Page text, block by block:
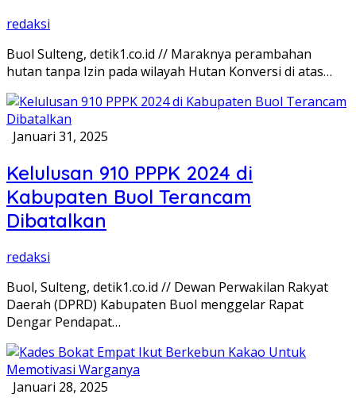
redaksi
Buol Sulteng, detik1.co.id // Maraknya perambahan
hutan tanpa Izin pada wilayah Hutan Konversi di atas…
Januari 31, 2025
Kelulusan 910 PPPK 2024 di
Kabupaten Buol Terancam
Dibatalkan
redaksi
Buol, Sulteng, detik1.co.id // Dewan Perwakilan Rakyat
Daerah (DPRD) Kabupaten Buol menggelar Rapat
Dengar Pendapat…
Januari 28, 2025